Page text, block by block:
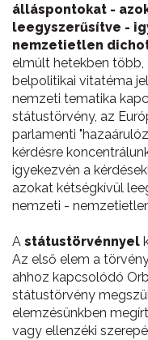
álláspontokat -
leegyszerűsítve -
nemzetietlen
elmúlt hetekben több,
belpolitikai vitatéma
nemzeti tematika
státustörvény, az
parlamenti
kérdésre
igyekezvén a
azokat kétségkívül
nemzeti -
A státustörvénnyel
Az első elem a
ahhoz kapcsolódó
státustörvény
elemzésünkben
vagy ellenzéki